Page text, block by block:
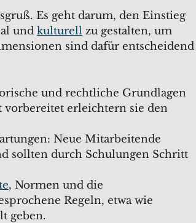
Es geht darum, den Einstieg
und kulturell zu gestalten, um
sind dafür entscheidend
und rechtliche Grundlagen
vorbereitet erleichtern sie den
Neue Mitarbeitende
sollten durch Schulungen Schritt
, Normen und die
Regeln, etwa wie
geben.